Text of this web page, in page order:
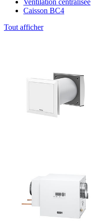
Ventilation centralisée
Caisson BC4
Tout afficher